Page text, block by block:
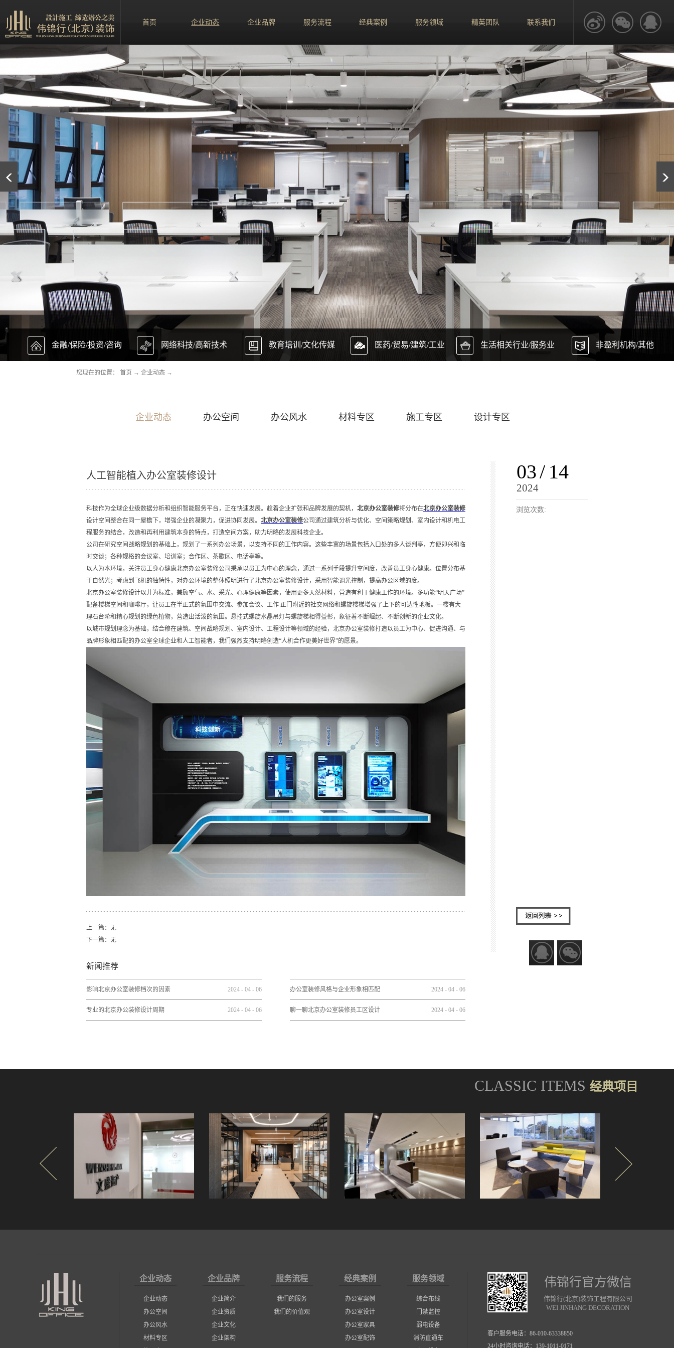
首页 企业动态 企业品牌 服务流程 经典案例 服务领域 精英团队 联系我们
金融/保险/投资/咨询 网络科技/高新技术 教育培训/文化传媒 医药/贸易/建筑/工业 生活相关行业/服务业 非盈利机构/其他
您现在的位置： 首页 → 企业动态 →
企业动态 办公空间 办公风水 材料专区 施工专区 设计专区
人工智能植入办公室装修设计
浏览次数:
2024
03/ 14
科技作为全球企业级数据分析和组织智能服务平台，正在快速发展。趁着企业扩张和品牌发展的契机， 北京办公室装修将分布在北京办公室装修
设计空间整合在同一屋檐下，增强企业的凝聚力，促进协同发展。 北京办公室装修公司通过建筑分析与优化、空间策略规划、室内设计和机电工
程服务的结合，改造和再利用建筑本身的特点，打造空间方案，助力明略的发展科技企业。
公司在研究空间战略规划的基础上，规划了一系列办公场景，以支持不同的工作内容。这些丰富的场景包括入口处的多人谈判亭，方便即兴和临
时交谈；各种规格的会议室、培训室；合作区、茶歇区、电话亭等。
以人为本环境，关注员工身心健康北京办公室装修公司秉承以员工为中心的理念，通过一系列手段提升空间度，改善员工身心健康。位置分布基
于自然光；考虑到飞机的独特性，对办公环境的整体照明进行了北京办公室装修设计，采用智能调光控制，提高办公区域的度。
北京办公室装修设计以井为标准，兼顾空气、水、采光、心理健康等因素，使用更多天然材料，营造有利于健康工作的环境。多功能“明天广场”
配备楼梯空间和咖啡厅，让员工在半正式的氛围中交流、参加会议、工作 正门附近的社交网络和螺旋楼梯增强了上下的可达性地板。一楼有大
理石台阶和精心规划的绿色植物，营造出活泼的氛围。悬挂式螺旋水晶吊灯与螺旋梯相得益彰，象征着不断崛起、不断创新的企业文化。
以城市规划理念为基础，结合穆在建筑、空间战略规划、室内设计、工程设计等领域的经验，北京办公室装修打造以员工为中心、促进沟通、与
品牌形象相匹配的办公室全球企业和人工智能者，我们强烈支持明略创造“人机合作更美好世界”的愿景。
上一篇：无
下一篇：无
新闻推荐
影响北京办公室装修档次的因素 2024 - 04 - 06 办公室装修风格与企业形象相匹配 2024 - 04 - 06
专业的北京办公装修设计周期 2024 - 04 - 06 聊一聊北京办公室装修员工区设计 2024 - 04 - 06
CLASSIC ITEMS 经典项目
企业动态
企业动态
办公空间
办公风水
材料专区
企业品牌
企业简介
企业资质
企业文化
企业架构
服务流程
我们的服务
我们的价值观
经典案例
办公室案例
办公室设计
办公室家具
办公室配饰
服务领域
综合布线
门禁监控
弱电设备
消防直通车
伟锦行官方微信
伟锦行(北京)装饰工程有限公司
WEI JINHANG DECORATION
客户服务电话： 86-010-63338850
24小时咨询电话：139-1011-0171